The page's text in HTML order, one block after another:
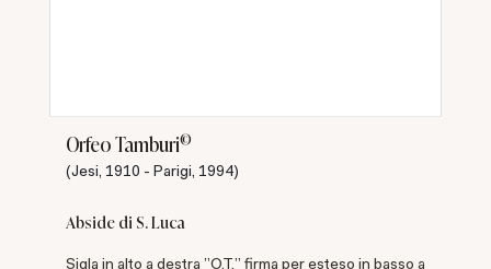
Orfeo Tamburi©
(Jesi, 1910 - Parigi, 1994)
Abside di S. Luca
Sigla in alto a destra "O.T." firma per esteso in basso a